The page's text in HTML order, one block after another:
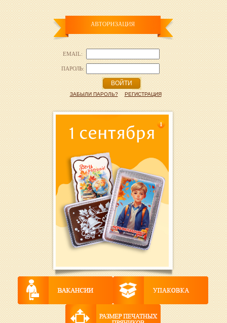
EMAIL:
ПАРОЛЬ:
ВОЙТИ
ЗАБЫЛИ ПАРОЛЬ? РЕГИСТРАЦИЯ
1